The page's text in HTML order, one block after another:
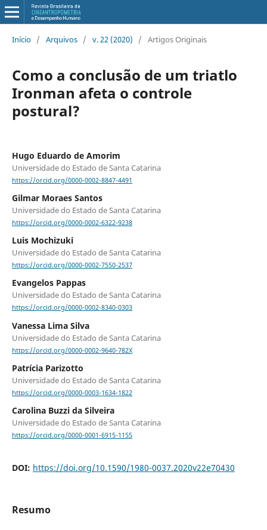
Início / Arquivos / v. 22 (2020) / Artigos Originais
Como a conclusão de um triatlo
Ironman afeta o controle
postural?
Hugo Eduardo de Amorim
Universidade do Estado de Santa Catarina
https://orcid.org/0000-0002-8847-4491
Gilmar Moraes Santos
Universidade do Estado de Santa Catarina
https://orcid.org/0000-0002-6322-9238
Luis Mochizuki
Universidade do Estado de Santa Catarina
https://orcid.org/0000-0002-7550-2537
Evangelos Pappas
Universidade do Estado de Santa Catarina
https://orcid.org/0000-0002-8340-0303
Vanessa Lima Silva
Universidade do Estado de Santa Catarina
https://orcid.org/0000-0002-9640-782X
Patrícia Parizotto
Universidade do Estado de Santa Catarina
https://orcid.org/0000-0003-1634-1822
Carolina Buzzi da Silveira
Universidade do Estado de Santa Catarina
https://orcid.org/0000-0001-6915-1155
DOI: https://doi.org/10.1590/1980-0037.2020v22e70430
Resumo